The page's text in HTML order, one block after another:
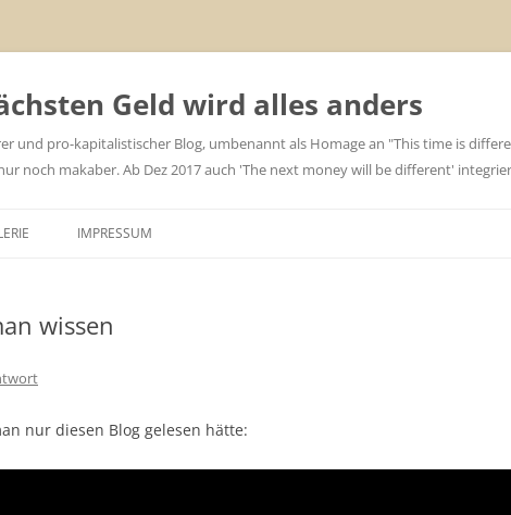
Geld wird alles anders
und pro-kapitalistischer Blog, umbenannt als Homage an "This time is
noch makaber. Ab Dez 2017 auch 'The next money will be different'
IMPRESSUM
wissen
nur diesen Blog gelesen hätte: